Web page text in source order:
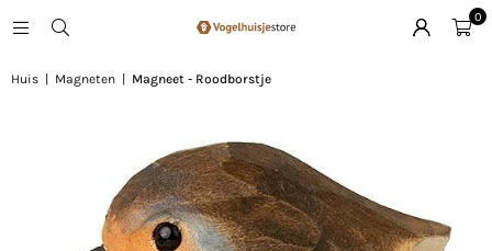
0
Huis Magneten Magneet - Roodborstje